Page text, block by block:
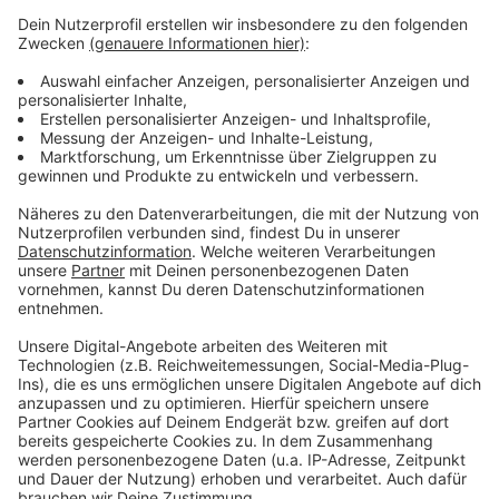
Die einen haben gefeiert, die anderen hätten gerne
etwas gefeiert und wieder andere haben sich selbst
entlassen, bevor es andere tun. Deutschland hat
gewählt - Friedrich Merz muss jetzt irgendwie eine
funktionierende Regierung auf die Beine stellen. Und
wenn wir doch eins aus den ganzen Schul- und
am besten mit einer WhatsApp-Gruppe.
Anzeige
Anzeige